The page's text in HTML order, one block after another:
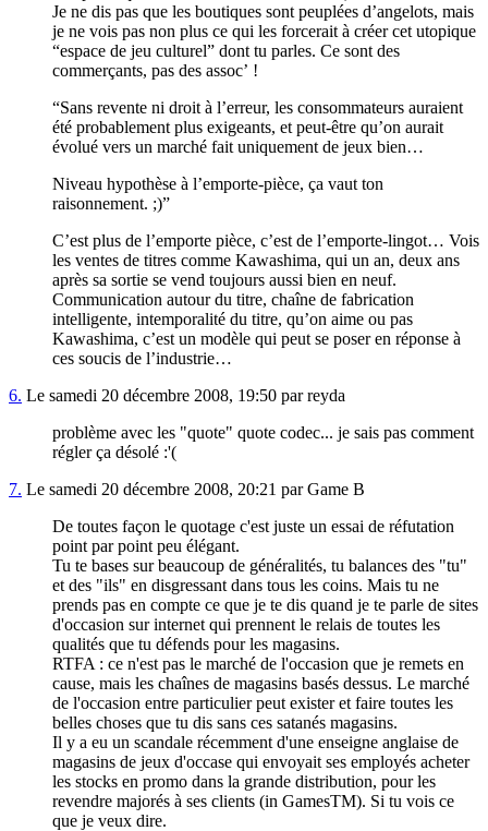
Je ne dis pas que les boutiques sont peuplées d’angelots, mais
je ne vois pas non plus ce qui les forcerait à créer cet utopique
“espace de jeu culturel” dont tu parles. Ce sont des
commerçants, pas des assoc’ !
“Sans revente ni droit à l’erreur, les consommateurs auraient
été probablement plus exigeants, et peut-être qu’on aurait
évolué vers un marché fait uniquement de jeux bien…
Niveau hypothèse à l’emporte-pièce, ça vaut ton
raisonnement. ;)”
C’est plus de l’emporte pièce, c’est de l’emporte-lingot… Vois
les ventes de titres comme Kawashima, qui un an, deux ans
après sa sortie se vend toujours aussi bien en neuf.
Communication autour du titre, chaîne de fabrication
intelligente, intemporalité du titre, qu’on aime ou pas
Kawashima, c’est un modèle qui peut se poser en réponse à
ces soucis de l’industrie…
6. Le samedi 20 décembre 2008, 19:50 par reyda
problème avec les "quote" quote codec... je sais pas comment
régler ça désolé :'(
7. Le samedi 20 décembre 2008, 20:21 par Game B
De toutes façon le quotage c'est juste un essai de réfutation
point par point peu élégant.
Tu te bases sur beaucoup de généralités, tu balances des "tu"
et des "ils" en disgressant dans tous les coins. Mais tu ne
prends pas en compte ce que je te dis quand je te parle de sites
d'occasion sur internet qui prennent le relais de toutes les
qualités que tu défends pour les magasins.
RTFA : ce n'est pas le marché de l'occasion que je remets en
cause, mais les chaînes de magasins basés dessus. Le marché
de l'occasion entre particulier peut exister et faire toutes les
belles choses que tu dis sans ces satanés magasins.
Il y a eu un scandale récemment d'une enseigne anglaise de
magasins de jeux d'occase qui envoyait ses employés acheter
les stocks en promo dans la grande distribution, pour les
revendre majorés à ses clients (in GamesTM). Si tu vois ce
que je veux dire.